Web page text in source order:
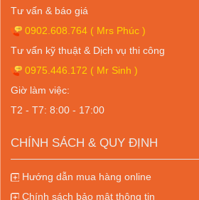
Tư vấn & báo giá
0902.608.764 ( Mrs Phúc )
Tư vấn kỹ thuật & Dịch vụ thi công
0975.446.172 ( Mr Sinh )
Giờ làm việc:
T2 - T7: 8:00 - 17:00
CHÍNH SÁCH & QUY ĐỊNH
Hướng dẫn mua hàng online
Chính sách bảo mật thông tin